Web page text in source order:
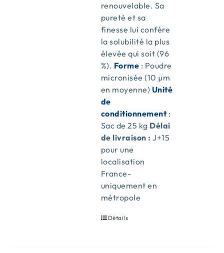
renouvelable. Sa
pureté et sa
finesse lui confère
la solubilité la plus
élevée qui soit (96
%). Forme : Poudre
micronisée (10 µm
en moyenne) Unité
de
conditionnement:
Sac de 25 kg Délai
de livraison : J+15
pour une
localisation
France-
uniquement en
métropole
Détails